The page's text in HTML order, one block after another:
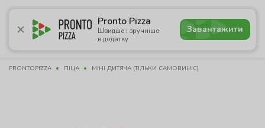
Pronto Pizza
Швидше і зручніше
в додатку
Завантажити
4.9
Акції Піца Суші Сети Бургери Комбо
PRONTOPIZZA ПІЦА МІНІ ДИТЯЧА (ТІЛЬКИ САМОВИНІС)